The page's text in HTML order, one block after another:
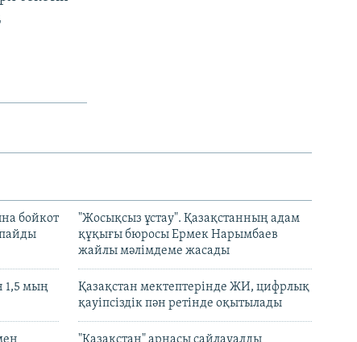
бойкот
"Жосықсыз ұстау". Қазақстанның адам
құқығы бюросы Ермек Нарымбаев
жайлы мәлімдеме жасады
1,5 мың
Қазақстан мектептерінде ЖИ, цифрлық
қауіпсіздік пән ретінде оқытылады